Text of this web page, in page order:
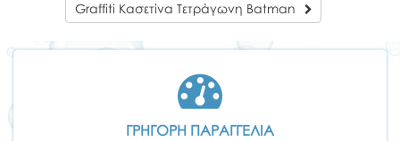
Graffiti Κασετίνα Τετράγωνη Batman
ΓΡΗΓΟΡΗ ΠΑΡΑΓΓΕΛΙΑ